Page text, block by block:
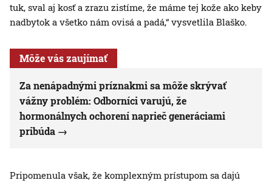
tuk, sval aj kosť a zrazu zistíme, že máme tej kože ako keby
nadbytok a všetko nám ovisá a padá,“ vysvetlila Blaško.
Môže vás zaujímať
Za nenápadnými príznakmi sa môže skrývať
vážny problém: Odborníci varujú, že
hormonálnych ochorení naprieč generáciami
pribúda
Pripomenula však, že komplexným prístupom sa dajú